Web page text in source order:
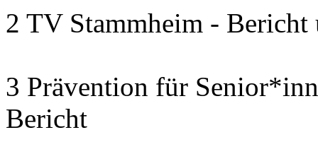
2 TV Stammheim - Bericht
3 Prävention für
Bericht